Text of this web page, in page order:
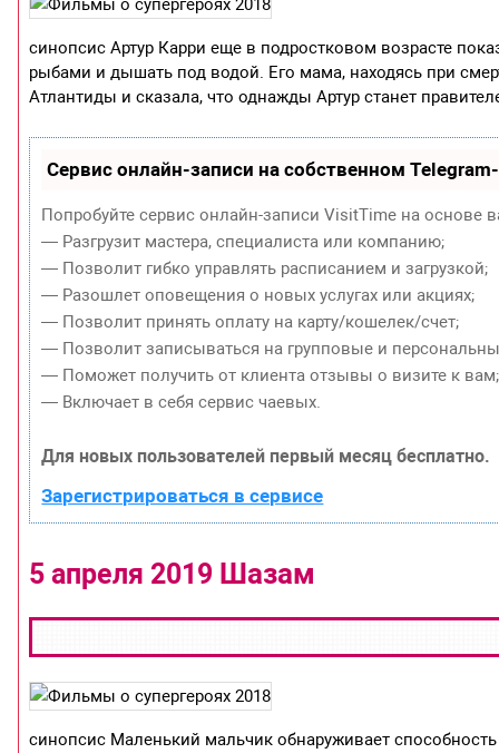
синопсис Артур Карри еще в подростковом возрасте
рыбами и дышать под водой. Его мама, находясь при
Атлантиды и сказала, что однажды Артур станет
Сервис онлайн-записи на собственном
Попробуйте сервис онлайн-записи VisitTime на основе
— Разгрузит мастера, специалиста или компанию;
— Позволит гибко управлять расписанием и загрузкой;
— Разошлет оповещения о новых услугах или акциях;
— Позволит принять оплату на карту/кошелек/счет;
— Позволит записываться на групповые и
— Поможет получить от клиента отзывы о визите к вам;
— Включает в себя сервис чаевых.
Для новых пользователей первый месяц бесплатно.
Зарегистрироваться в сервисе
5 апреля 2019 Шазам
синопсис Маленький мальчик обнаруживает